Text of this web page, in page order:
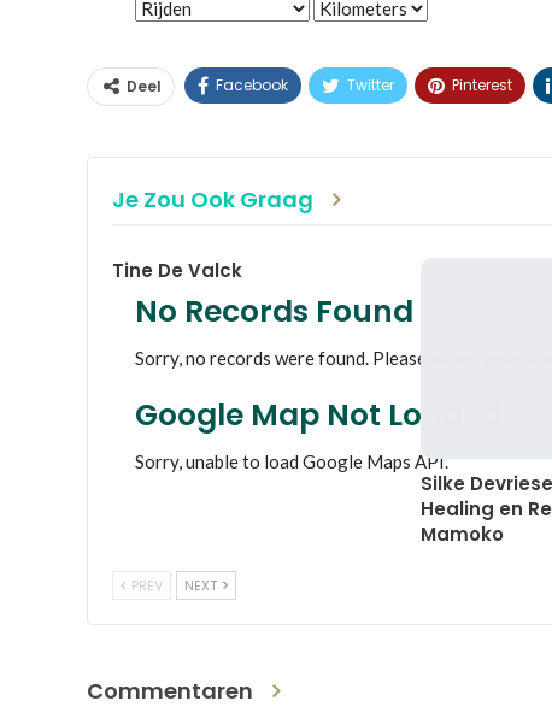
No Records Found
Sorry, no records were found. Please adjust your
Google Map Not Loaded
Sorry, unable to load Google Maps API.
Deel Facebook Twitter Pinterest
Je Zou Ook Graag
Tine De Valck
Silke
Healing en
Mamoko
PREV NEXT
Commentaren